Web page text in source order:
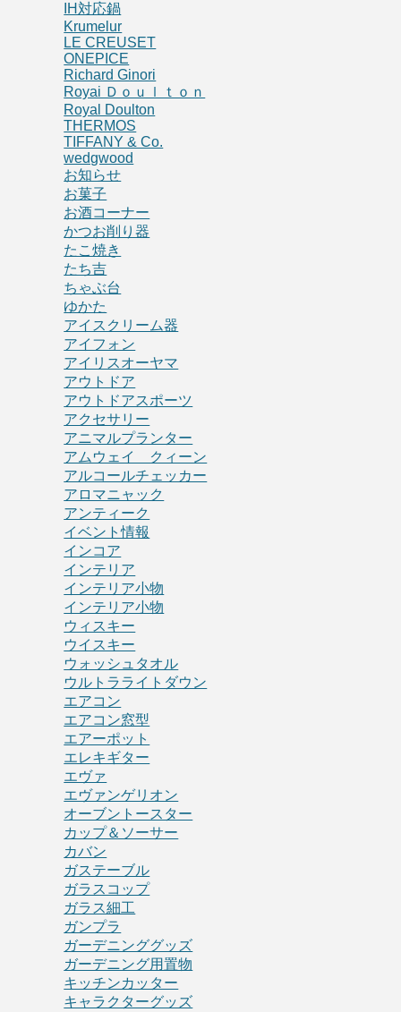
IH対応鍋
Krumelur
LE CREUSET
ONEPICE
Richard Ginori
Royai Ｄｏｕｌｔｏｎ
Royal Doulton
THERMOS
TIFFANY & Co.
wedgwood
お知らせ
お菓子
お酒コーナー
かつお削り器
たこ焼き
たち吉
ちゃぶ台
ゆかた
アイスクリーム器
アイフォン
アイリスオーヤマ
アウトドア
アウトドアスポーツ
アクセサリー
アニマルプランター
アムウェイ クィーン
アルコールチェッカー
アロマニャック
アンティーク
イベント情報
インコア
インテリア
インテリア小物
インテリア小物
ウィスキー
ウイスキー
ウォッシュタオル
ウルトラライトダウン
エアコン
エアコン窓型
エアーポット
エレキギター
エヴァ
エヴァンゲリオン
オーブントースター
カップ＆ソーサー
カバン
ガステーブル
ガラスコップ
ガラス細工
ガンプラ
ガーデニンググッズ
ガーデニング用置物
キッチンカッター
キャラクターグッズ